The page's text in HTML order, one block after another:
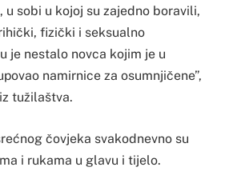
u sobi u kojoj su zajedno boravili,
fizički i seksualno
je nestalo novca kojim je u
namirnice za osumnjičene”,
tužilaštva.
čovjeka svakodnevno su
i rukama u glavu i tijelo.